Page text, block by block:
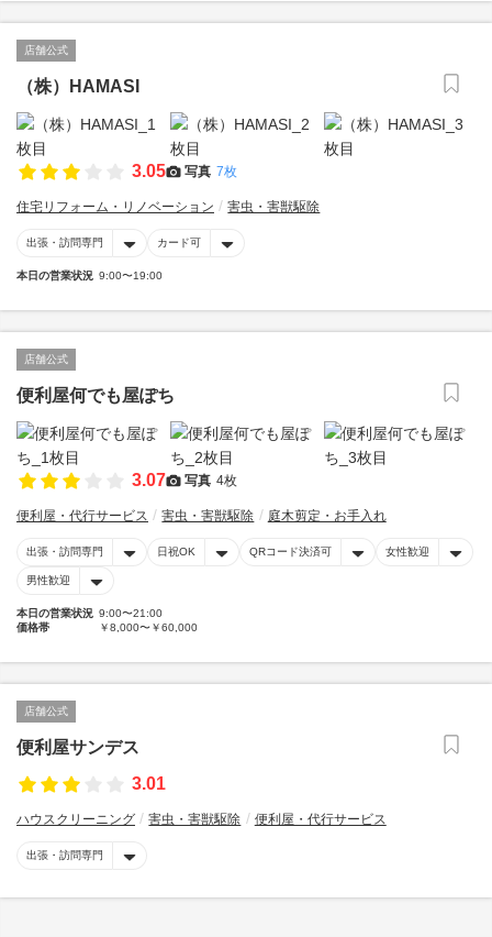
店舗公式
（株）HAMASI
3.05 写真 7枚
住宅リフォーム・リノベーション 害虫・害獣駆除
出張・訪問専門 カード可
本日の営業状況 9:00〜19:00
店舗公式
便利屋何でも屋ぽち
3.07 写真 4枚
便利屋・代行サービス 害虫・害獣駆除 庭木剪定・お手入れ
出張・訪問専門 日祝OK QRコード決済可 女性歓迎
男性歓迎
本日の営業状況 9:00〜21:00
価格帯
￥8,000〜￥60,000
店舗公式
便利屋サンデス
3.01
ハウスクリーニング 害虫・害獣駆除 便利屋・代行サービス
出張・訪問専門